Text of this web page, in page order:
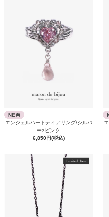
エンジェルハートティアリング/シルバ
ー×ピンク
6,850円(税込)